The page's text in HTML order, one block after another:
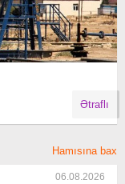
Ətraflı
Hamısına bax
06.08.2026